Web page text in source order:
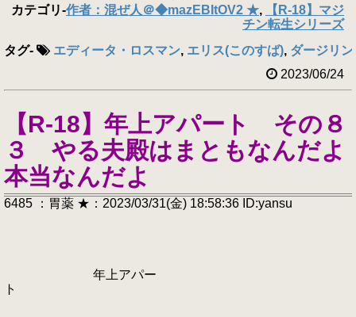
カテゴリ-作者：混ぜ人＠◆mazEBItOV2 ★,
【R-18】マジ
チン転生シリーズ
タグ- エディータ・ロスマン, エリス(このすば), ダージリ
2023/06/24
【R-18】年上アパート その８
３ やる夫殿はまともなんだよ
本当なんだよ
6485 ：胃薬 ★：2023/03/31(金) 18:58:36 ID:yansu
年上アパー
ト